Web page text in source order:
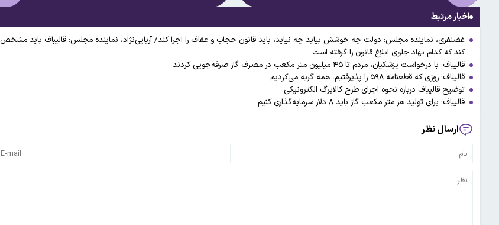
اخبار مرتبط
غضنفری، نماینده مجلس: دولت چه خوشش بیاید چه نیاید، باید قانون حجاب و عفاف را اجرا کند/ آریایی‌نژاد، نماینده مجلس: قالیباف باید مشخص
کند که کدام نهاد جلوی ابلاغ قانون را گرفته است
قالیباف: با درخواست پزشکیان، مردم تا ۴۵ میلیون متر مکعب در مصرف گاز صرفه‌جویی کردند
قالیباف: روزی که قطعنامه ۵۹۸ را پذیرفتیم، همه گریه می‌کردیم
توضیح قالیباف درباره نحوه اجرای طرح کالابرگ الکترونیکی
قالیباف: برای تولید هر متر مکعب گاز باید ۸ دلار سرمایه‌گذاری کنیم
ارسال نظر